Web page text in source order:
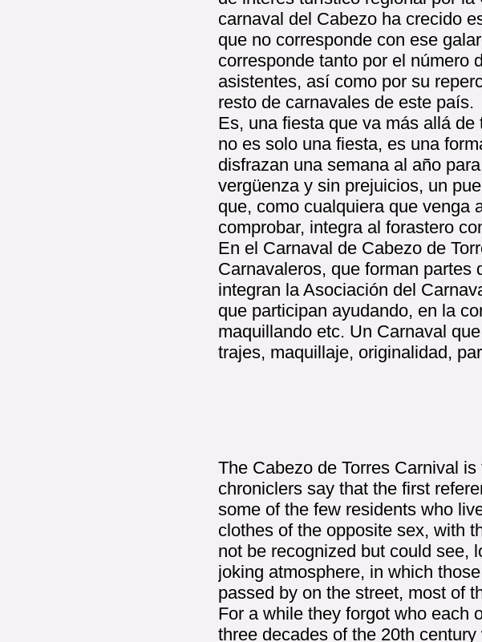
carnaval del Cabezo ha crecido
que no corresponde con ese
corresponde tanto por el número
asistentes, así como por su
resto de carnavales de este país.
Es, una fiesta que va más allá
no es solo una fiesta, es una
disfrazan una semana al año
vergüenza y sin prejuicios, un
que, como cualquiera que venga
comprobar, integra al forastero
En el Carnaval de Cabezo de
Carnavaleros, que forman
integran la Asociación del
que participan ayudando, en la
maquillando etc. Un Carnaval
trajes, maquillaje, originalidad,
The Cabezo de Torres Carnival
chroniclers say that the first
some of the few residents who
clothes of the opposite sex, with
not be recognized but could see,
joking atmosphere, in which
passed by on the street, most of
For a while they forgot who each
three decades of the 20th